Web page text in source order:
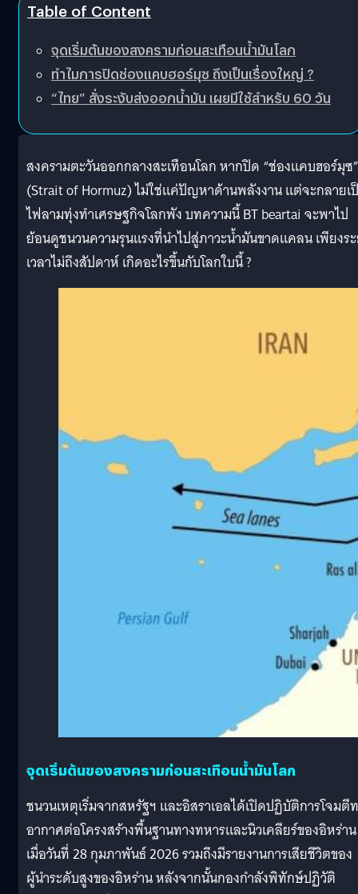
Table of Content
จุดเริ่มต้นของสงครามก่อนสะเทือนน้ำมันโลก
ทำไมการปิดช่องแคบฮอร์มุซ ถึงเป็นเรื่องใหญ่ ?
“ไทย” สั่งระงับส่งออกน้ำมัน เผยมีใช้สำหรับ 60 วัน
สงครามตะวันออกกลางสะเทือนโลก หากปิด “ช่องแคบฮอร์มุซ”
(Strait of Hormuz) ไม่ใช่แค่ปัญหาด้านพลังงาน แต่จะกลายเ
ไฟลามทุ่งทำเศรษฐกิจโลกพัง บทความนี้ BT beartai จะพาไป
ย้อนดูชนวนความรุนแรงที่นำไปสู่ภาวะน้ำมันขาดแคลน เพียงร
เวลาไม่ถึงสัปดาห์ เกิดอะไรขึ้นกับโลกใบนี้ ?
จุดเริ่มต้นของสงครามก่อนสะเทือนน้ำมันโลก
ชนวนเหตุเริ่มจากสหรัฐฯ และอิสราเอลได้เปิดปฏิบัติการโจมตี
อากาศต่อโครงสร้างพื้นฐานทางทหารและนิวเคลียร์ของอิหร่าน
เมื่อวันที่ 28 กุมภาพันธ์ 2026 รวมถึงมีรายงานการเสียชีวิตของ
ผู้นำระดับสูงของอิหร่าน หลังจากนั้นกองกำลังพิทักษ์ปฏิวัติ